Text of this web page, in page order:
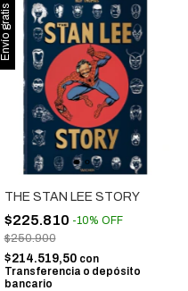
Envío gratis
THE STAN LEE STORY
$225.810 -10% OFF
$250.900
$214.519,50 con
Transferencia o depósito
bancario